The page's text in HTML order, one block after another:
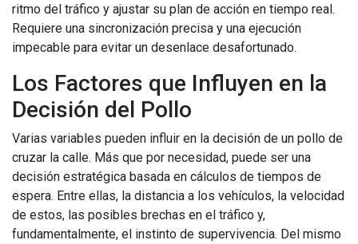
ritmo del tráfico y ajustar su plan de acción en tiempo real.
Requiere una sincronización precisa y una ejecución
impecable para evitar un desenlace desafortunado.
Los Factores que Influyen en la
Decisión del Pollo
Varias variables pueden influir en la decisión de un pollo de
cruzar la calle. Más que por necesidad, puede ser una
decisión estratégica basada en cálculos de tiempos de
espera. Entre ellas, la distancia a los vehículos, la velocidad
de estos, las posibles brechas en el tráfico y,
fundamentalmente, el instinto de supervivencia. Del mismo